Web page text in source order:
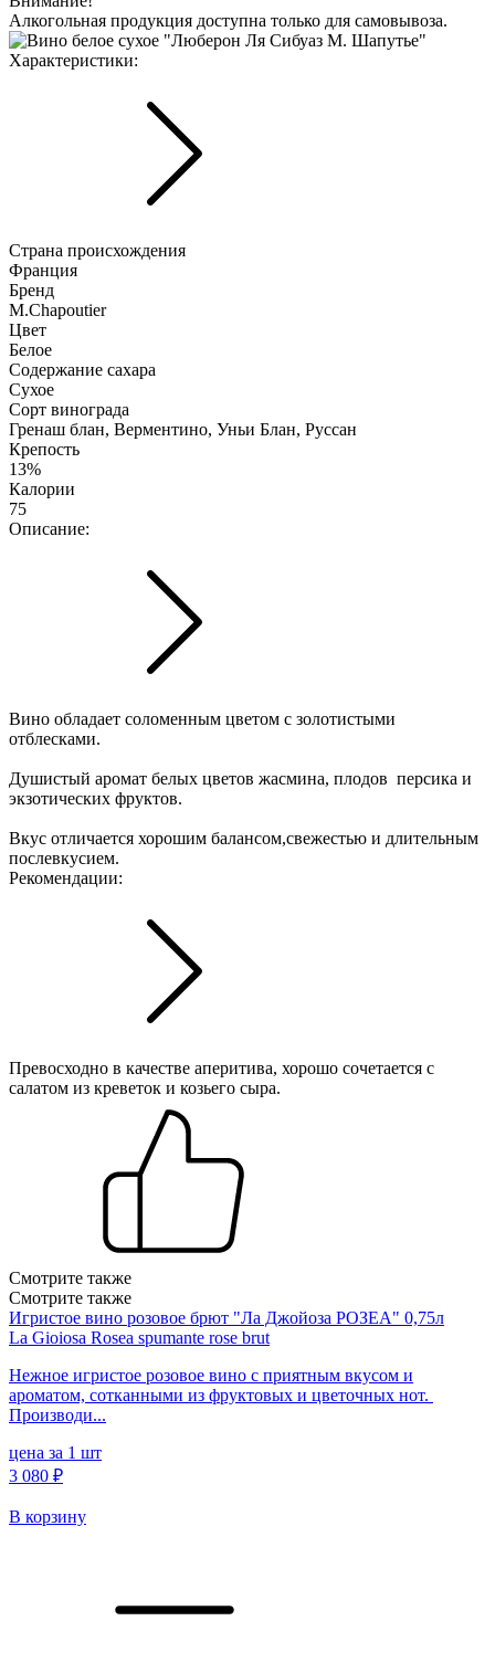
Алкогольная продукция доступна только для самовывоза.
Характериcтики:
Страна происхождения
Франция
Бренд
M.Chapoutier
Цвет
Белое
Содержание сахара
Сухое
Сорт винограда
Гренаш блан, Верментино, Уньи Блан, Руссан
Крепость
13%
Калории
75
Описание:
Вино обладает соломенным цветом с золотистыми
отблесками.
Душистый аромат белых цветов жасмина, плодов персика и
экзотических фруктов.
Вкус отличается хорошим балансом,свежестью и длительным
послевкусием.
Рекомендации:
Превосходно в качестве аперитива, хорошо сочетается с
салатом из креветок и козьего сыра.
Смотрите также
Смотрите также
Игристое вино розовое брют "Ла Джойоза РОЗЕА" 0,75л
La Gioiosa Rosea spumante rose brut
Нежное игристое розовое вино с приятным вкусом и
ароматом, сотканными из фруктовых и цветочных нот.
Производи...
цена за 1 шт
3 080 ₽
В корзину